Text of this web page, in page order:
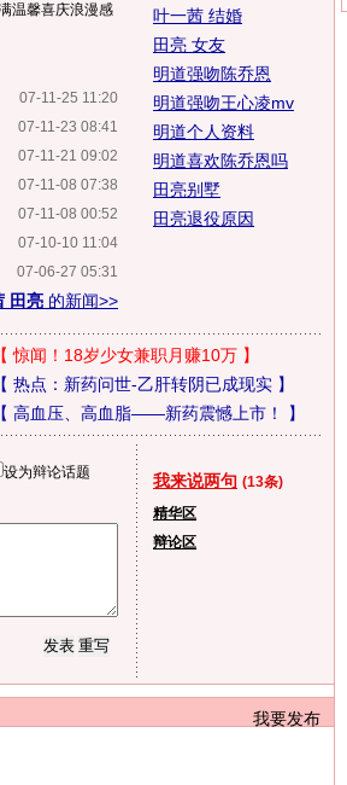
温馨喜庆浪漫感
07-11-25 11:20
07-11-23 08:41
07-11-21 09:02
07-11-08 07:38
07-11-08 00:52
07-10-10 11:04
07-06-27 05:31
田亮 的新闻>>
叶一茜 结婚
田亮 女友
明道强吻陈乔恩
明道强吻王心凌mv
明道个人资料
明道喜欢陈乔恩吗
田亮别墅
田亮退役原因
【惊闻！18岁少女兼职月赚10万】
【 热点：新药问世-乙肝转阴已成现实】
【 高血压、高血脂——新药震憾上市！ 】
设为辩论话题 我来说两句 (13条)
精华区
辩论区
我要发布